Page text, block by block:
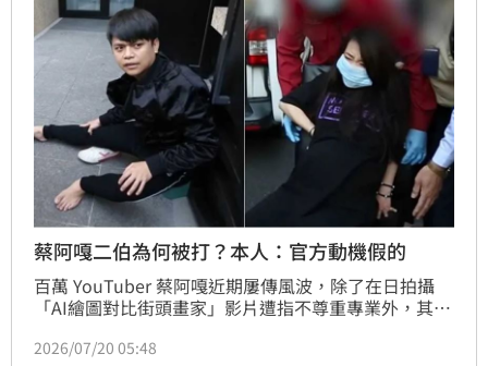
蔡阿嘎二伯為何被打？本人：官方動機假的
百萬 YouTuber 蔡阿嘎近期屢傳風波，除了在日拍攝
「AI繪圖對比街頭畫家」影片遭指不尊重專業外，其妻
抄襲疑雲。這系列爭議也讓外界重新翻出兩人在 2020
2026/07/20 05:48